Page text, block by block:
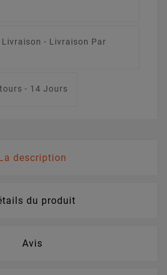
Livraison - Livraison Par
- 14 Jours
description
du produit
Avis